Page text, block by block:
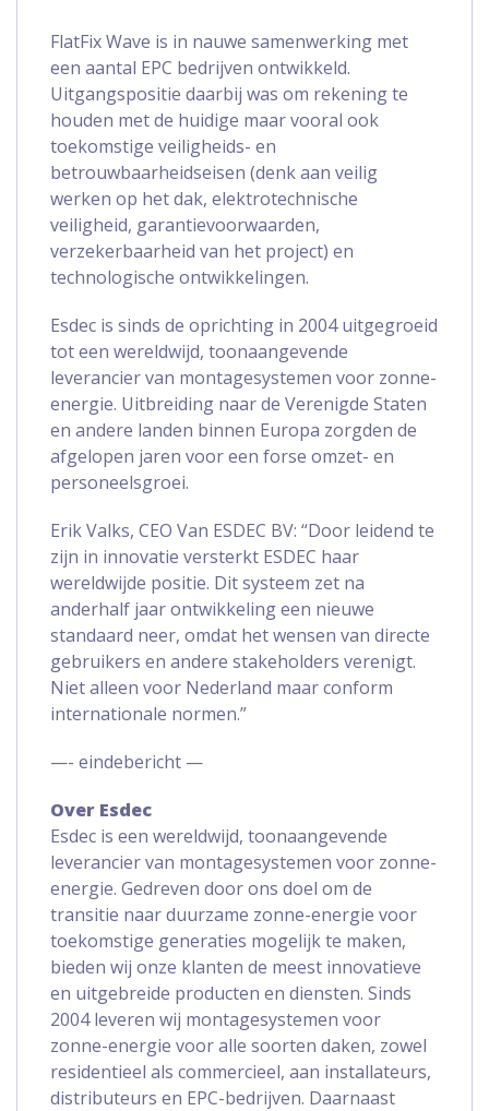
FlatFix Wave is in nauwe samenwerking met
een aantal EPC bedrijven ontwikkeld.
Uitgangspositie daarbij was om rekening te
houden met de huidige maar vooral ook
toekomstige veiligheids- en
betrouwbaarheidseisen (denk aan veilig
werken op het dak, elektrotechnische
veiligheid, garantievoorwaarden,
verzekerbaarheid van het project) en
technologische ontwikkelingen.
Esdec is sinds de oprichting in 2004 uitgegroeid
tot een wereldwijd, toonaangevende
leverancier van montagesystemen voor zonne-
energie. Uitbreiding naar de Verenigde Staten
en andere landen binnen Europa zorgden de
afgelopen jaren voor een forse omzet- en
personeelsgroei.
Erik Valks, CEO Van ESDEC BV: “Door leidend te
zijn in innovatie versterkt ESDEC haar
wereldwijde positie. Dit systeem zet na
anderhalf jaar ontwikkeling een nieuwe
standaard neer, omdat het wensen van directe
gebruikers en andere stakeholders verenigt.
Niet alleen voor Nederland maar conform
internationale normen.”
—- eindebericht —
Over Esdec
Esdec is een wereldwijd, toonaangevende
leverancier van montagesystemen voor zonne-
energie. Gedreven door ons doel om de
transitie naar duurzame zonne-energie voor
toekomstige generaties mogelijk te maken,
bieden wij onze klanten de meest innovatieve
en uitgebreide producten en diensten. Sinds
2004 leveren wij montagesystemen voor
zonne-energie voor alle soorten daken, zowel
residentieel als commercieel, aan installateurs,
distributeurs en EPC-bedrijven. Daarnaast